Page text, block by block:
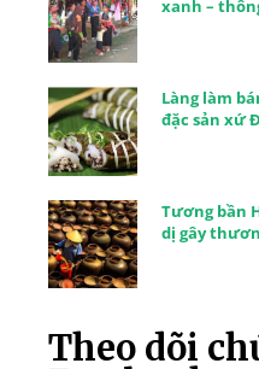
xanh –
Làng làm
đặc sản xứ
Tương bần
dị gây
Theo dõi